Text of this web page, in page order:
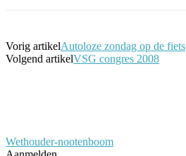
Vorig artikelAutoloze zondag op de fiets
Volgend artikelVSG congres 2008
Wethouder-nootenboom